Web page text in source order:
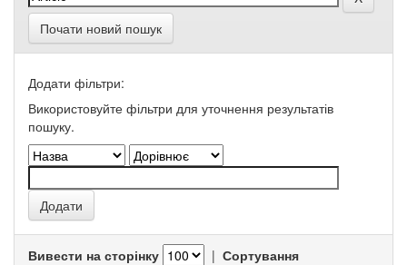
Почати новий пошук
Додати фільтри:
Використовуйте фільтри для уточнення результатів
пошуку.
Вивести на сторінку | Сортування